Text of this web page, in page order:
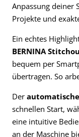
Anpassung deiner
Projekte und
Ein echtes
BERNINA
bequem per
übertragen. So
Der
schnellen Start,
eine intuitive
an der Maschine